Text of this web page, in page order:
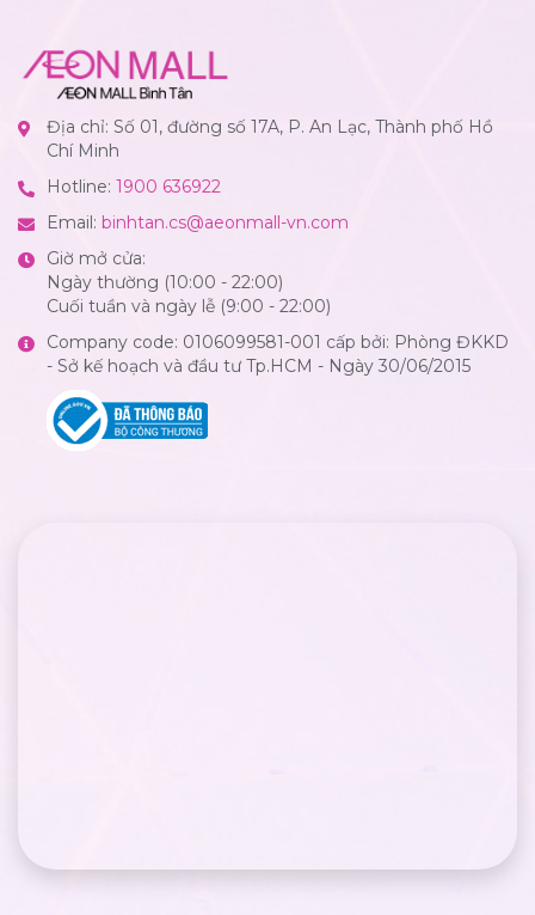
Địa chỉ: Số 01, đường số 17A, P. An Lạc, Thành phố Hồ
Chí Minh
Hotline: 1900 636922
Email: binhtan.cs@aeonmall-vn.com
Giờ mở cửa:
Ngày thường (10:00 - 22:00)
Cuối tuần và ngày lễ (9:00 - 22:00)
Company code: 0106099581-001 cấp bởi: Phòng ĐKKD
- Sở kế hoạch và đầu tư Tp.HCM - Ngày 30/06/2015